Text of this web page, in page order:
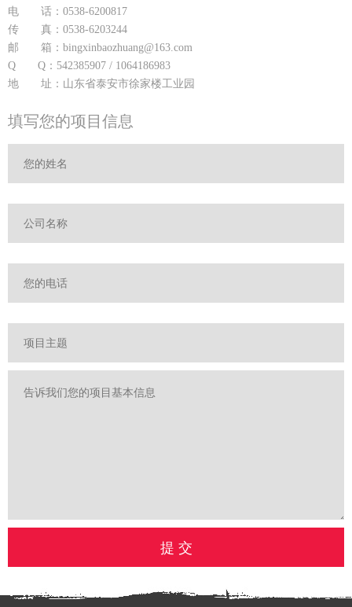
电 话：0538-6200817
传 真：0538-6203244
邮 箱：bingxinbaozhuang@163.com
Q Q：542385907 / 1064186983
地 址：山东省泰安市徐家楼工业园
填写您的项目信息